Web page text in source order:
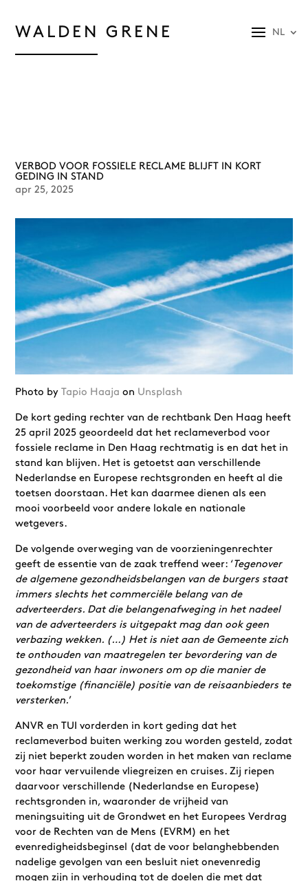
WALDEN GRENE NL
VERBOD VOOR FOSSIELE RECLAME BLIJFT IN KORT
GEDING IN STAND
apr 25, 2025
Photo byTapio Haaja on Unsplash
De kort geding rechter van de rechtbank Den Haag heeft
25 april 2025 geoordeeld dat het reclameverbod voor
fossiele reclame in Den Haag rechtmatig is en dat het in
stand kan blijven. Het is getoetst aan verschillende
Nederlandse en Europese rechtsgronden en heeft al die
toetsen doorstaan. Het kan daarmee dienen als een
mooi voorbeeld voor andere lokale en nationale
wetgevers.
De volgende overweging van de voorzieningenrechter
geeft de essentie van de zaak treffend weer: ‘Tegenover
de algemene gezondheidsbelangen van de burgers staat
immers slechts het commerciële belang van de
adverteerders. Dat die belangenafweging in het nadeel
van de adverteerders is uitgepakt mag dan ook geen
verbazing wekken. (…) Het is niet aan de Gemeente zich
te onthouden van maatregelen ter bevordering van de
gezondheid van haar inwoners om op die manier de
toekomstige (financiële) positie van de reisaanbieders te
versterken.’
ANVR en TUI vorderden in kort geding dat het
reclameverbod buiten werking zou worden gesteld, zodat
zij niet beperkt zouden worden in het maken van reclame
voor haar vervuilende vliegreizen en cruises. Zij riepen
daarvoor verschillende (Nederlandse en Europese)
rechtsgronden in, waaronder de vrijheid van
meningsuiting uit de Grondwet en het Europees Verdrag
voor de Rechten van de Mens (EVRM) en het
evenredigheidsbeginsel (dat de voor belanghebbenden
nadelige gevolgen van een besluit niet onevenredig
mogen zijn in verhouding tot de doelen die met dat